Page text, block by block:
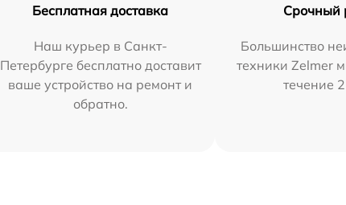
Бесплатная доставка
Наш курьер в Санкт-
Петербурге бесплатно доставит
ваше устройство на ремонт и
обратно.
Срочный
Большинство
техники Zelmer
течение